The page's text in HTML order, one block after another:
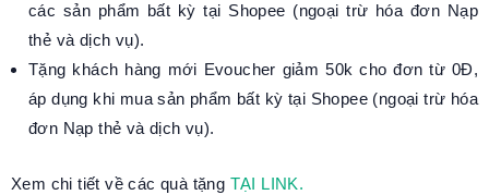
các sản phẩm bất kỳ tại Shopee (ngoại trừ hóa đơn Nạp
thẻ và dịch vụ).
Tặng khách hàng mới Evoucher giảm 50k cho đơn từ 0Đ,
áp dụng khi mua sản phẩm bất kỳ tại Shopee (ngoại trừ hóa
đơn Nạp thẻ và dịch vụ).
Xem chi tiết về các quà tặng TẠI LINK.